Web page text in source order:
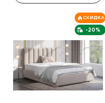
-20%
СКИДКА